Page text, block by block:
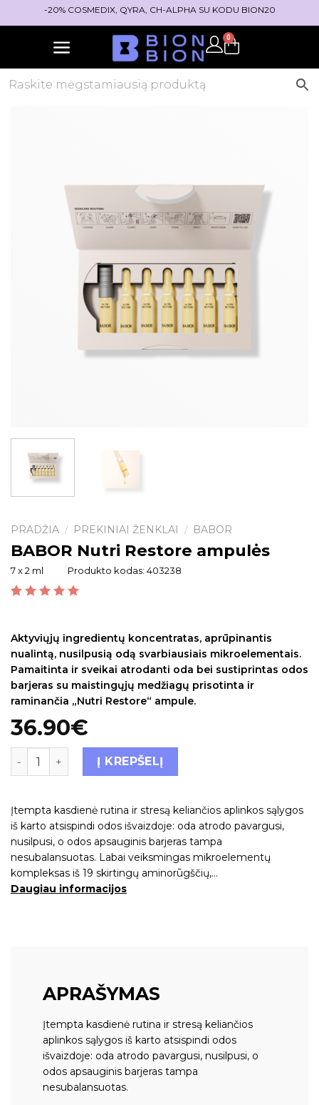
-20% COSMEDIX, QYRA, CH-ALPHA SU KODU BION20
0
PRADŽIA / PREKINIAI ŽENKLAI / BABOR
BABOR Nutri Restore ampulės
7 x 2 ml Produkto kodas: 403238
Aktyviųjų ingredientų koncentratas, aprūpinantis
nualintą, nusilpusią odą svarbiausiais mikroelementais.
Pamaitinta ir sveikai atrodanti oda bei sustiprintas odos
barjeras su maistingųjų medžiagų prisotinta ir
raminančia „Nutri Restore“ ampule.
36.90€
Į KREPŠELĮ
Įtempta kasdienė rutina ir stresą keliančios aplinkos sąlygos
iš karto atsispindi odos išvaizdoje: oda atrodo pavargusi,
nusilpusi, o odos apsauginis barjeras tampa
nesubalansuotas. Labai veiksmingas mikroelementų
kompleksas iš 19 skirtingų aminorūgščių,…
Daugiau informacijos
APRAŠYMAS
Įtempta kasdienė rutina ir stresą keliančios
aplinkos sąlygos iš karto atsispindi odos
išvaizdoje: oda atrodo pavargusi, nusilpusi, o
odos apsauginis barjeras tampa
nesubalansuotas.